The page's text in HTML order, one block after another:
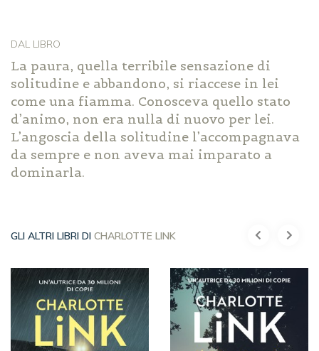
DAL LIBRO
La paura, quella terribile sensazione di
solitudine e abbandono, si riaccese in lei
come una fiamma. Conosceva quello stato
d’animo, non era nulla di nuovo per lei.
L’angoscia della solitudine l’accompagnava
da sempre e non aveva mai imparato a
dominarla.
GLI ALTRI LIBRI DI CHARLOTTE LINK